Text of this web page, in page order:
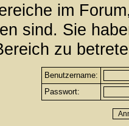
im
sind. Sie
zu
Benutzername:
Passwort: